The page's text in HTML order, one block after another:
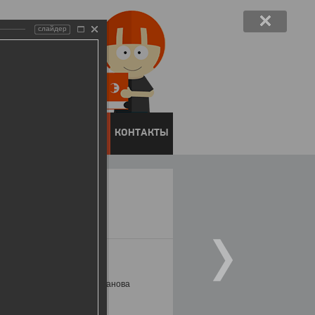
КОНТАКТЫ
слайдер